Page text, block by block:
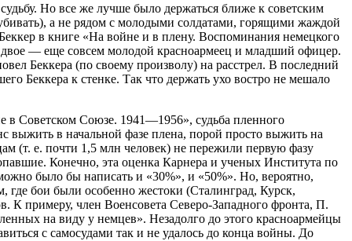
Но все же лучше было держаться ближе к советским
а не рядом с молодыми солдатами, горящими жаждой
в книге «На войне и в плену. Воспоминания немецкого
двое — еще совсем молодой красноармеец и младший офицер.
Беккера (по своему произволу) на расстрел. В последний
Беккера к стенке. Так что держать ухо востро не мешало
Советском Союзе. 1941—1956», судьба пленного
выжить в начальной фазе плена, порой просто выжить на
(т. е. почти 1,5 млн человек) не пережили первую фазу
Конечно, эта оценка Карнера и ученых Института по
было бы написать и «30%», и «50%». Но, вероятно,
бои были особенно жестоки (Сталинград, Курск,
К примеру, член Военсовета Северо-Западного фронта, П.
на виду у немцев». Незадолго до этого красноармейцы
с самосудами так и не удалось до конца войны. До